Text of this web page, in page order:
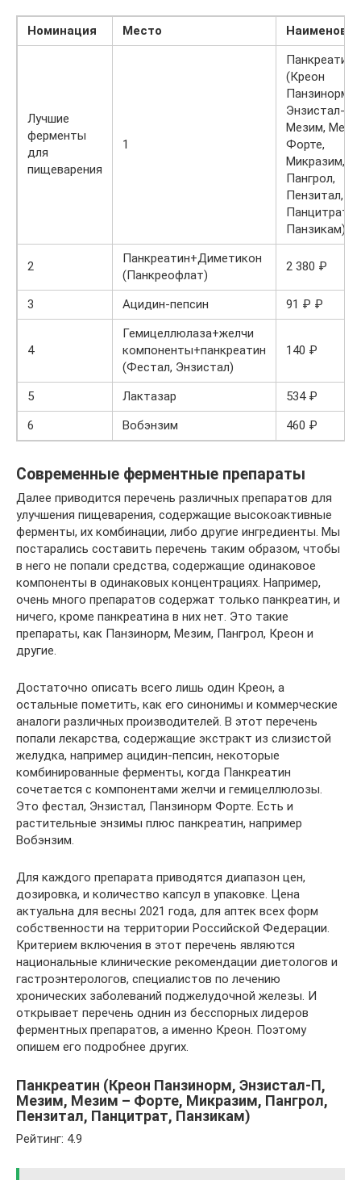
Номинация Место
Лучшие
ферменты
для
пищеварения
1
Панкреатин
(Креон
Панзинорм,
Энзистал-П,
Мезим,
Форте,
Микразим,
Пангрол,
Пензитал,
Панцитрат,
Панзикам)
2
Панкреатин+Диметикон
(Панкреофлат)
2 380 ₽
3 Ацидин-пепсин 91 ₽ ₽
4
Гемицеллюлаза+желчи
компоненты+панкреатин
(Фестал, Энзистал)
140 ₽
5 Лактазар
534 ₽
6
Вобэнзим 460 ₽
Современные ферментные препараты
Далее приводится перечень различных препаратов для
улучшения пищеварения, содержащие высокоактивные
ферменты, их комбинации, либо другие ингредиенты. Мы
постарались составить перечень таким образом, чтобы
в него не попали средства, содержащие одинаковое
компоненты в одинаковых концентрациях. Например,
очень много препаратов содержат только панкреатин, и
ничего, кроме панкреатина в них нет. Это такие
препараты, как Панзинорм, Мезим, Пангрол, Креон и
другие.
Достаточно описать всего лишь один Креон, а
остальные пометить, как его синонимы и коммерческие
аналоги различных производителей. В этот перечень
попали лекарства, содержащие экстракт из слизистой
желудка, например ацидин-пепсин, некоторые
комбинированные ферменты, когда Панкреатин
сочетается с компонентами желчи и гемицеллюлозы.
Это фестал, Энзистал, Панзинорм Форте. Есть и
растительные энзимы плюс панкреатин, например
Вобэнзим.
Для каждого препарата приводятся диапазон цен,
дозировка, и количество капсул в упаковке. Цена
актуальна для весны 2021 года, для аптек всех форм
собственности на территории Российской Федерации.
Критерием включения в этот перечень являются
национальные клинические рекомендации диетологов и
гастроэнтерологов, специалистов по лечению
хронических заболеваний поджелудочной железы. И
открывает перечень однин из бесспорных лидеров
ферментных препаратов, а именно Креон. Поэтому
опишем его подробнее других.
Панкреатин (Креон Панзинорм, Энзистал-П,
Мезим, Мезим – Форте, Микразим, Пангрол,
Пензитал, Панцитрат, Панзикам)
Рейтинг: 4.9